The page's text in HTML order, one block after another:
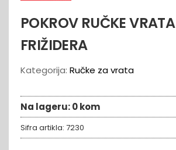
POKROV RUČKE VRATA
FRIŽIDERA
Kategorija: Ručke za vrata
Na lageru:0 kom
Sifra artikla: 7230